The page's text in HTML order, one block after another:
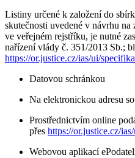
Listiny určené k založení do
skutečnosti uvedené v návrhu na
ve veřejném rejstříku, je nutné
nařízení vlády č. 351/2013 Sb.;
https://or.justice.cz/ias/ui/
Datovou schránkou
Na elektronickou adresu
Prostřednictvím online
přes https://or.justice.cz/
Webovou aplikací